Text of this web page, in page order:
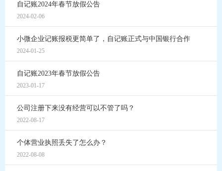
自记账2024年春节放假公告
2024-02-06
小微企业记账报税更简单了，自记账正式与中国银行合作
2024-01-25
自记账2023年春节放假公告
2023-01-17
公司注册下来没有经营可以不管了吗？
2022-08-17
个体营业执照丢失了怎么办？
2022-08-08